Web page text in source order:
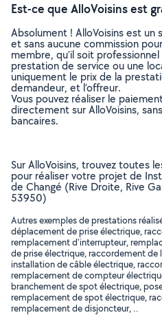
Est-ce que AlloVoisins est
Absolument ! AlloVoisins est
et sans aucune commission
membre, qu’il soit
prestation de service ou une
uniquement le prix de la
demandeur, et l’offreur.
Vous pouvez réaliser le
directement sur AlloVoisins,
bancaires.
Sur AlloVoisins, trouvez toutes
pour réaliser votre projet de
de Changé (Rive Droite, Rive
53950)
Autres exemples de prestations
déplacement de prise électrique,
remplacement d'interrupteur,
de prise électrique, raccordement
installation de câble électrique,
remplacement de compteur
branchement de spot électrique,
remplacement de spot électrique,
remplacement de disjoncteur, ..